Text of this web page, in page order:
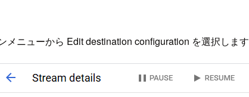
メニューから Edit destination configuration を選択します